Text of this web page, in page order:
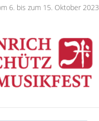
6. bis zum 15. Oktober 2023